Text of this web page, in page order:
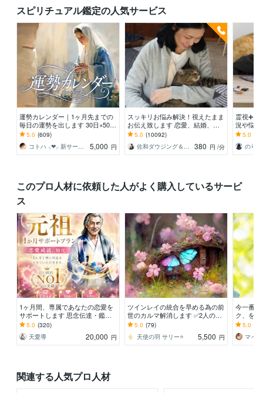
スピリチュアル鑑定の人気サービス
運勢カレンダー｜1ヶ月先までの
毎日の運勢を出します 30日×500
字のおよそ1万5千文字で細かく詳
細に記します
5.0 (609)
コトハ ⸜❤︎⸝ 新サービス提供開始✨️
5,000 円
スッキリお悩み解決！視えたまま
お伝え致します 恋愛、結婚、人
間関係、仕事、人生、ペットの気
持ち等◎祈願付き
5.0 (10092)
佐和ダウジング＆スピリットメンター
380 円 /分
霊視➕
況や悩
末裔 |プ
や未来
5.0
のり
このプロ人材に依頼した人がよく購入しているサービ
ス
1ヶ月間、専属であなたの恋愛を
サポートします 思念伝達・鑑
定・相談し放題・お得な定額プラ
ンでございます。
5.0 (320)
天愛導
20,000 円
ツインレイの統合を早める為の前
世のカルマ解消します ✅2人のお
互いのエネルギーを同時に重ね癒
しカルマを解消します
5.0 (79)
天使の羽 サリー⭐️
5,500 円
今一番
ク、を6
ヤモヤ
る方へ
5.0
関連する人気プロ人材